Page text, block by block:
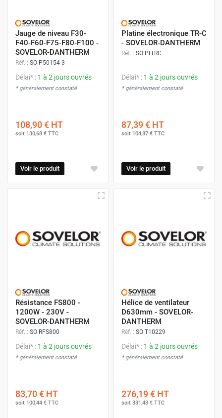
Jauge de niveau F30-
F40-F60-F75-F80-F100 -
SOVELOR-DANTHERM
Réf. : SO P50154-3
Délai* : 1 à 2 jours ouvrés
* généralement constaté
108,90 € HT
soit 130,68 € TTC
Voir le produit
Platine électronique TR-C
- SOVELOR-DANTHERM
Réf. : SO PLTRC
Délai* : 1 à 2 jours ouvrés
* généralement constaté
87,39 € HT
soit 104,87 € TTC
Voir le produit
Résistance FS800 -
1200W - 230V -
SOVELOR-DANTHERM
Réf. : SO RFS800
Délai* : 1 à 2 jours ouvrés
* généralement constaté
83,70 € HT
soit 100,44 € TTC
Hélice de ventilateur
D630mm - SOVELOR-
DANTHERM
Réf. : SO T10229
Délai* : 1 à 2 jours ouvrés
* généralement constaté
276,19 € HT
soit 331,43 € TTC